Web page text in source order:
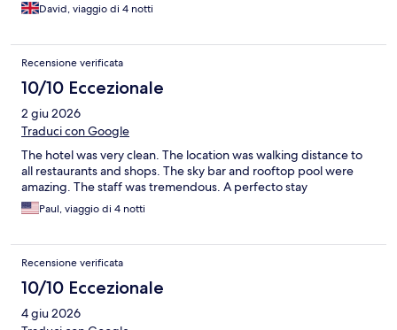
David, viaggio di 4 notti
Recensione verificata
10/10 Eccezionale
2 giu 2026
Traduci con Google
The hotel was very clean. The location was walking distance to
all restaurants and shops. The sky bar and rooftop pool were
amazing. The staff was tremendous. A perfecto stay
Paul, viaggio di 4 notti
Recensione verificata
10/10 Eccezionale
4 giu 2026